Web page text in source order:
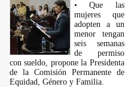
• Que las
mujeres que
adopten a un
menor tengan
seis semanas
de permiso
con sueldo, propone la Presidenta
de la Comisión Permanente de
Equidad, Género y Familia.